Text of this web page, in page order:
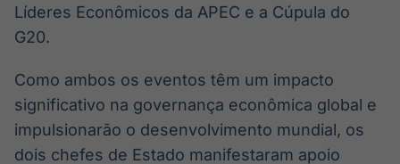
Líderes Econômicos da APEC e a Cúpula do
G20.
Como ambos os eventos têm um impacto
significativo na governança econômica global e
impulsionarão o desenvolvimento mundial, os
dois chefes de Estado manifestaram apoio